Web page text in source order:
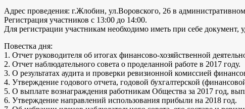
Адрес проведения: г.Жлобин, ул.Воровского, 26 в
Регистрация участников с 13:00 до 14:00.
Для регистрации участникам необходимо иметь при себе
Повестка дня:
1. Отчет руководителя об итогах финансово-хозяйственной
2. Отчет наблюдательного совета о проделанной работе в 2017 году.
3. О результатах аудита и проверки ревизионной комиссией
4. Утверждение годового отчета, годовой бухгалтерской
5. О выплате вознаграждения работникам Общества за 2017 год,
6. Утверждение направлений использования прибыли на 2018 год.